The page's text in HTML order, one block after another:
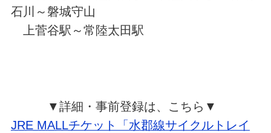
石川～磐城守山
上菅谷駅～常陸太田駅
▼詳細・事前登録は、こちら▼
JRE MALLチケット「水郡線サイクルトレイ